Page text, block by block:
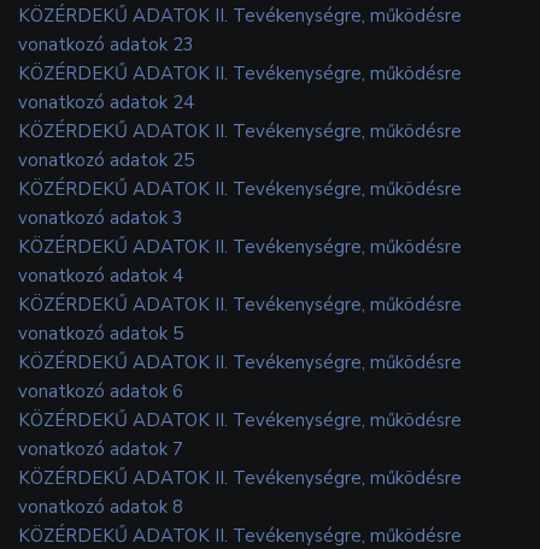
KÖZÉRDEKŰ ADATOK II. Tevékenységre, működésre
vonatkozó adatok 23
KÖZÉRDEKŰ ADATOK II. Tevékenységre, működésre
vonatkozó adatok 24
KÖZÉRDEKŰ ADATOK II. Tevékenységre, működésre
vonatkozó adatok 25
KÖZÉRDEKŰ ADATOK II. Tevékenységre, működésre
vonatkozó adatok 3
KÖZÉRDEKŰ ADATOK II. Tevékenységre, működésre
vonatkozó adatok 4
KÖZÉRDEKŰ ADATOK II. Tevékenységre, működésre
vonatkozó adatok 5
KÖZÉRDEKŰ ADATOK II. Tevékenységre, működésre
vonatkozó adatok 6
KÖZÉRDEKŰ ADATOK II. Tevékenységre, működésre
vonatkozó adatok 7
KÖZÉRDEKŰ ADATOK II. Tevékenységre, működésre
vonatkozó adatok 8
KÖZÉRDEKŰ ADATOK II. Tevékenységre, működésre